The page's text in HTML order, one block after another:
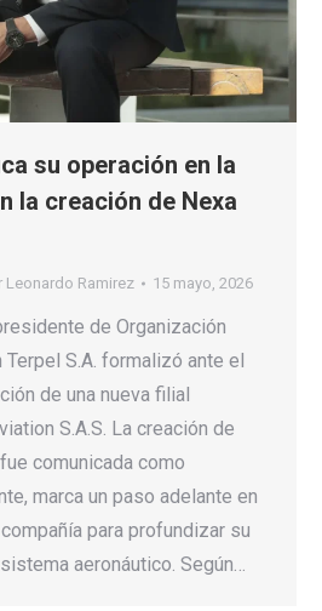
su operación en la
la creación de Nexa
Leonardo Ramirez 15 mayo, 2026
de Organización
S.A. formalizó ante el
de una nueva filial
S.A.S. La creación de
comunicada como
marca un paso adelante en
para profundizar su
aeronáutico. Según…